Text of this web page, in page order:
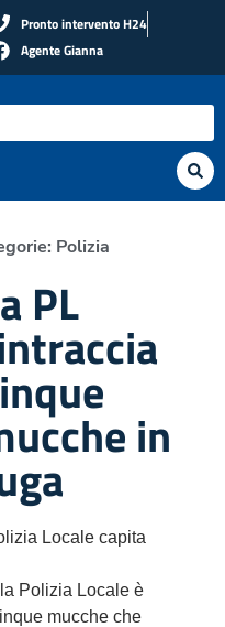
Pronto intervento H24
Agente Gianna
Polizia
PL
in
Locale capita
Polizia Locale è
mucche che